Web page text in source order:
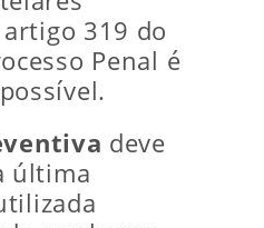
319 do
Penal é
deve
última